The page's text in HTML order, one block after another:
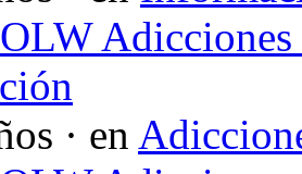
· en